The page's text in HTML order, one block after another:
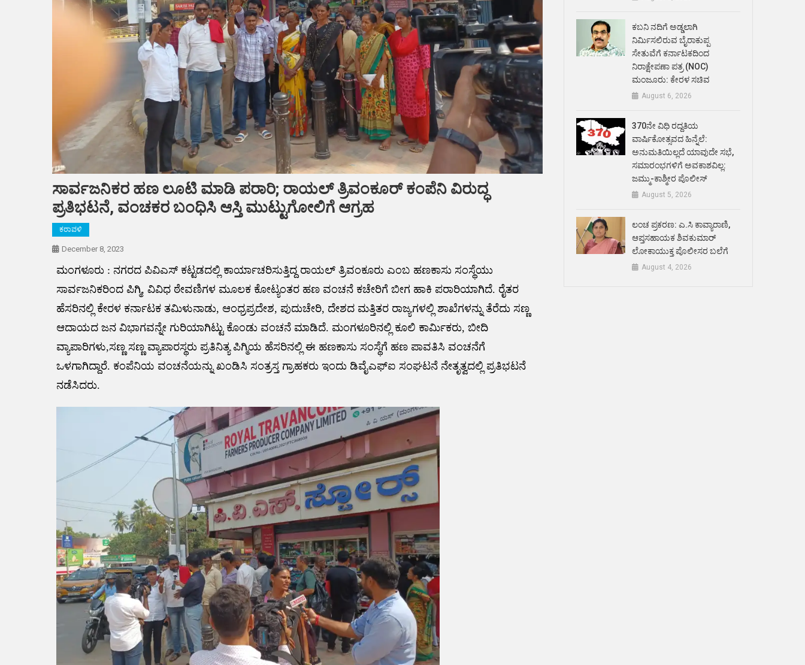
ಸಾರ್ವಜನಿಕರ ಹಣ ಲೂಟಿ ಮಾಡಿ ಪರಾರಿ; ರಾಯಲ್ ತ್ರಿವಂಕೂರ್ ಕಂಪೆನಿ ವಿರುದ್ಧ
ಪ್ರತಿಭಟನೆ, ವಂಚಕರ ಬಂಧಿಸಿ ಆಸ್ತಿ ಮುಟ್ಟುಗೋಲಿಗೆ ಆಗ್ರಹ
ಕರಾವಳಿ
December 8, 2023
ಮಂಗಳೂರು : ನಗರದ ಪಿವಿಎಸ್ ಕಟ್ಟಡದಲ್ಲಿ ಕಾರ್ಯಾಚರಿಸುತ್ತಿದ್ದ ರಾಯಲ್ ತ್ರಿವಂಕೂರು ಎಂಬ ಹಣಕಾಸು ಸಂಸ್ಥೆಯು
ಸಾರ್ವಜನಿಕರಿಂದ ಪಿಗ್ಮಿ, ವಿವಿಧ ಠೇವಣಿಗಳ ಮೂಲಕ ಕೋಟ್ಯಂತರ ಹಣ ವಂಚನೆ ಕಚೇರಿಗೆ ಬೀಗ ಹಾಕಿ ಪರಾರಿಯಾಗಿದೆ. ರೈತರ
ಹೆಸರಿನಲ್ಲಿ ಕೇರಳ ಕರ್ನಾಟಕ ತಮಿಳುನಾಡು, ಆಂಧ್ರಪ್ರದೇಶ, ಪುದುಚೇರಿ, ದೇಶದ ಮತ್ತಿತರ ರಾಜ್ಯಗಳಲ್ಲಿ ಶಾಖೆಗಳನ್ನು ತೆರೆದು ಸಣ್ಣ
ಆದಾಯದ ಜನ ವಿಭಾಗವನ್ನೇ ಗುರಿಯಾಗಿಟ್ಟು ಕೊಂಡು ವಂಚನೆ ಮಾಡಿದೆ. ಮಂಗಳೂರಿನಲ್ಲಿ ಕೂಲಿ ಕಾರ್ಮಿಕರು, ಬೀದಿ
ವ್ಯಾಪಾರಿಗಳು,ಸಣ್ಣ ಸಣ್ಣ ವ್ಯಾಪಾರಸ್ಥರು ಪ್ರತಿನಿತ್ಯ ಪಿಗ್ಮಿಯ ಹೆಸರಿನಲ್ಲಿ ಈ ಹಣಕಾಸು ಸಂಸ್ಥೆಗೆ ಹಣ ಪಾವತಿಸಿ ವಂಚನೆಗೆ
ಒಳಗಾಗಿದ್ದಾರೆ. ಕಂಪೆನಿಯ ವಂಚನೆಯನ್ನು ಖಂಡಿಸಿ ಸಂತ್ರಸ್ತ ಗ್ರಾಹಕರು ಇಂದು ಡಿವೈಎಫ್ಐ ಸಂಘಟನೆ ನೇತೃತ್ವದಲ್ಲಿ ಪ್ರತಿಭಟನೆ
ನಡೆಸಿದರು.
ಕಬನಿ ನದಿಗೆ ಅಡ್ಡಲಾಗಿ
ನಿರ್ಮಿಸಲಿರುವ ಬೈರಾಕುಪ್ಪ
ಸೇತುವೆಗೆ ಕರ್ನಾಟಕದಿಂದ
ನಿರಾಕ್ಷೇಪಣಾ ಪತ್ರ (NOC)
ಮಂಜೂರು: ಕೇರಳ ಸಚಿವ
August 6, 2026
370ನೇ ವಿಧಿ ರದ್ದತಿಯ
ವಾರ್ಷಿಕೋತ್ಸವದ ಹಿನ್ನೆಲೆ:
ಅನುಮತಿಯಿಲ್ಲದೆ ಯಾವುದೇ ಸಭೆ,
ಸಮಾರಂಭಗಳಿಗೆ ಅವಕಾಶವಿಲ್ಲ:
ಜಮ್ಮು-ಕಾಶ್ಮೀರ ಪೊಲೀಸ್
August 5, 2026
ಲಂಚ ಪ್ರಕರಣ: ಎ.ಸಿ ಕಾವ್ಯಾರಾಣಿ,
ಆಪ್ತಸಹಾಯಕ ಶಿವಕುಮಾರ್‌
ಲೋಕಾಯುಕ್ತ ಪೊಲೀಸರ ಬಲೆಗೆ
August 4, 2026